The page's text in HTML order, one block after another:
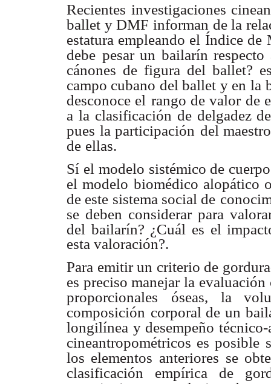
Recientes investigaciones
ballet y DMF informan de la
estatura empleando el Índice de
debe pesar un bailarín
cánones de figura del ballet?
campo cubano del ballet y en la
desconoce el rango de valor de
a la clasificación de delgadez
pues la participación del
de ellas.
Sí el modelo sistémico de
el modelo biomédico alopático
de este sistema social de
se deben considerar para
del bailarín? ¿Cuál es el
esta valoración?.
Para emitir un criterio de
es preciso manejar la
proporcionales
óseas, la
composición corporal de un
longilínea y desempeño
cineantropométricos es posible
los elementos anteriores se
clasificación empírica de